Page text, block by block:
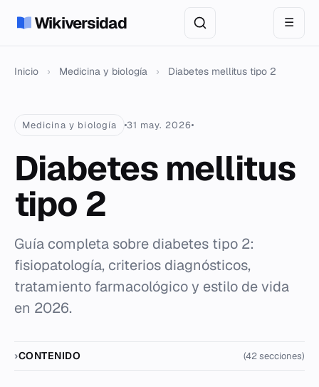
Wikiversidad ☰
Inicio › Medicina y biología › Diabetes mellitus tipo 2
Medicina y biología 31 may. 2026
Diabetes mellitus
tipo 2
Guía completa sobre diabetes tipo 2:
fisiopatología, criterios diagnósticos,
tratamiento farmacológico y estilo de vida
en 2026.
CONTENIDO (42 secciones)